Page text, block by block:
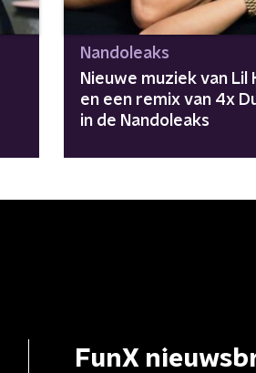
Nandoleaks
Nieuwe muziek van Lil
en een remix van 4x
in de Nandoleaks
FunX